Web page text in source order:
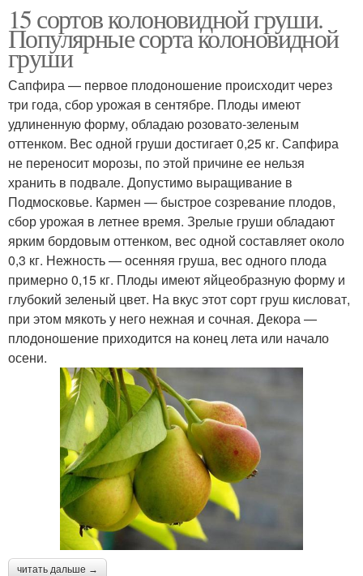
15 сортов колоновидной груши.
Популярные сорта колоновидной
груши
Сапфира — первое плодоношение происходит через
три года, сбор урожая в сентябре. Плоды имеют
удлиненную форму, обладаю розовато-зеленым
оттенком. Вес одной груши достигает 0,25 кг. Сапфира
не переносит морозы, по этой причине ее нельзя
хранить в подвале. Допустимо выращивание в
Подмосковье. Кармен — быстрое созревание плодов,
сбор урожая в летнее время. Зрелые груши обладают
ярким бордовым оттенком, вес одной составляет около
0,3 кг. Нежность — осенняя груша, вес одного плода
примерно 0,15 кг. Плоды имеют яйцеобразную форму и
глубокий зеленый цвет. На вкус этот сорт груш кисловат,
при этом мякоть у него нежная и сочная. Декора —
плодоношение приходится на конец лета или начало
осени.
читать дальше →